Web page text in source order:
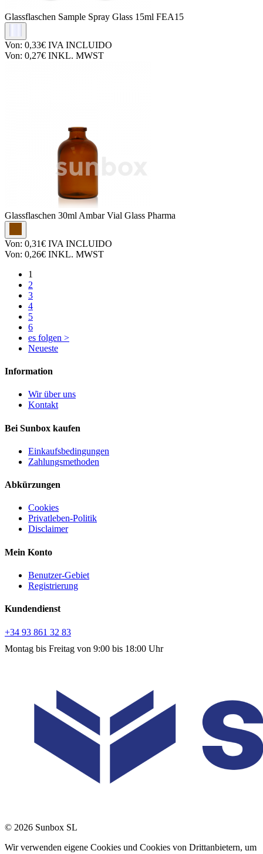
Glassflaschen Sample Spray Glass 15ml FEA15
Von: 0,33€ IVA INCLUIDO
Von: 0,27€ INKL. MWST
Glassflaschen 30ml Ambar Vial Glass Pharma
Von: 0,31€ IVA INCLUIDO
Von: 0,26€ INKL. MWST
1
2
3
4
5
6
es folgen >
Neueste
Information
Wir über uns
Kontakt
Bei Sunbox kaufen
Einkaufsbedingungen
Zahlungsmethoden
Abkürzungen
Cookies
Privatleben-Politik
Disclaimer
Mein Konto
Benutzer-Gebiet
Registrierung
Kundendienst
+34 93 861 32 83
Montag bis Freitag von 9:00 bis 18:00 Uhr
© 2026 Sunbox SL
Wir verwenden eigene Cookies und Cookies von Drittanbietern, um